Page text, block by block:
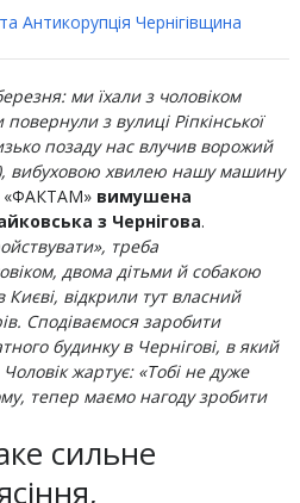
Антикорупцiя Чернігівщина
ми їхали з чоловіком
з вулиці Ріпкінської
позаду нас влучив ворожий
вибуховою хвилею нашу машину
«ФАКТАМ» вимушена
з Чернігова.
треба
двома дітьми й собакою
відкрили тут власний
Сподіваємося заробити
будинку в Чернігові, в який
жартує: «Тобі не дуже
тепер маємо нагоду зробити
сильне